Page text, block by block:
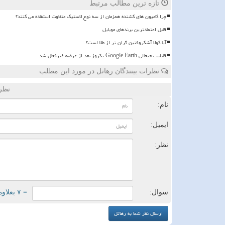
تازه ترین مطالب مرتبط
چرا کامیون های کشنده همزمان از سه نوع لاستیک متفاوت استفاده می کنند؟
قابل اعتمادترین برندهای موبایل
آیا کولا آشکروفتین گران تر از طلا است؟
قابلیت جنجالی Google Earth یکروز بعد از عرضه غیرفعال شد
نظرات بینندگان رهاتل در مورد این مطلب
نام:
ایمیل:
نظر:
سوال: = ۷ بعلاوه ۳